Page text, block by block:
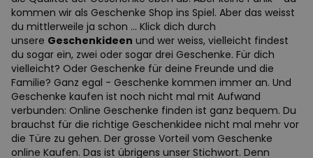
kommen wir als Geschenke Shop ins Spiel. Aber das weisst
du mittlerweile ja schon … Klick dich durch
unsere Geschenkideen und wer weiss, vielleicht findest
du sogar ein, zwei oder sogar drei Geschenke. Für dich
vielleicht? Oder Geschenke für deine Freunde und die
Familie? Ganz egal - Geschenke kommen immer an. Und
Geschenke kaufen ist noch nicht mal mit Aufwand
verbunden: Online Geschenke finden ist ganz bequem. Du
brauchst für die richtige Geschenkidee nicht mal mehr vor
die Türe zu gehen. Der grosse Vorteil vom Geschenke
online Kaufen. Das ist übrigens unser Stichwort. Denn